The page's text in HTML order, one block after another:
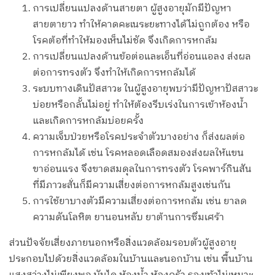
การเปลี่ยนแปลงด้านสายตา ผู้สูงอายุมักมีปัญหา
สายตายาว ทำให้คาดคะเนระยะทางได้ไม่ถูกต้อง หรือ
โรคต้อที่ทำให้มองเห็นไม่ชัด จึงเกิดการหกล้ม
การเปลี่ยนแปลงด้านข้อต่อและเอ็นที่อ่อนแอลง ส่งผล
ต่อการทรงตัว จึงทำให้เกิดการหกล้มได้
ระบบทางเดินปัสสาวะ ในผู้สูงอายุพบว่ามีปัญหาปัสสาวะ
บ่อยหรือกลั้นไม่อยู่ ทำให้ต้องรีบเร่งในการเข้าห้องน้ำ
และเกิดการหกล้มบ่อยครั้ง
ความเจ็บป่วยหรือโรคประจำตัวบางอย่าง ก็ส่งผลต่อ
การหกล้มได้ เช่น โรคหลอดเลือดสมองส่งผลให้แขน
ขาอ่อนแรง จึงขาดสมดุลในการทรงตัว โรคพาร์กินสัน
ที่มีภาวะสั่นก็มีความเสี่ยงต่อการหกล้มสูงเช่นกัน
การใช้ยาบางตัวมีความเสี่ยงต่อการหกล้ม เช่น ยาลด
ความดันโลหิต ยานอนหลับ ยาต้านการซึมเศร้า
ส่วนปัจจัยเสี่ยงภายนอกหรือสิ่งแวดล้อมรอบตัวผู้สูงอายุ
ประกอบไปด้วยสิ่งแวดล้อมในบ้านและนอกบ้าน เช่น พื้นบ้าน